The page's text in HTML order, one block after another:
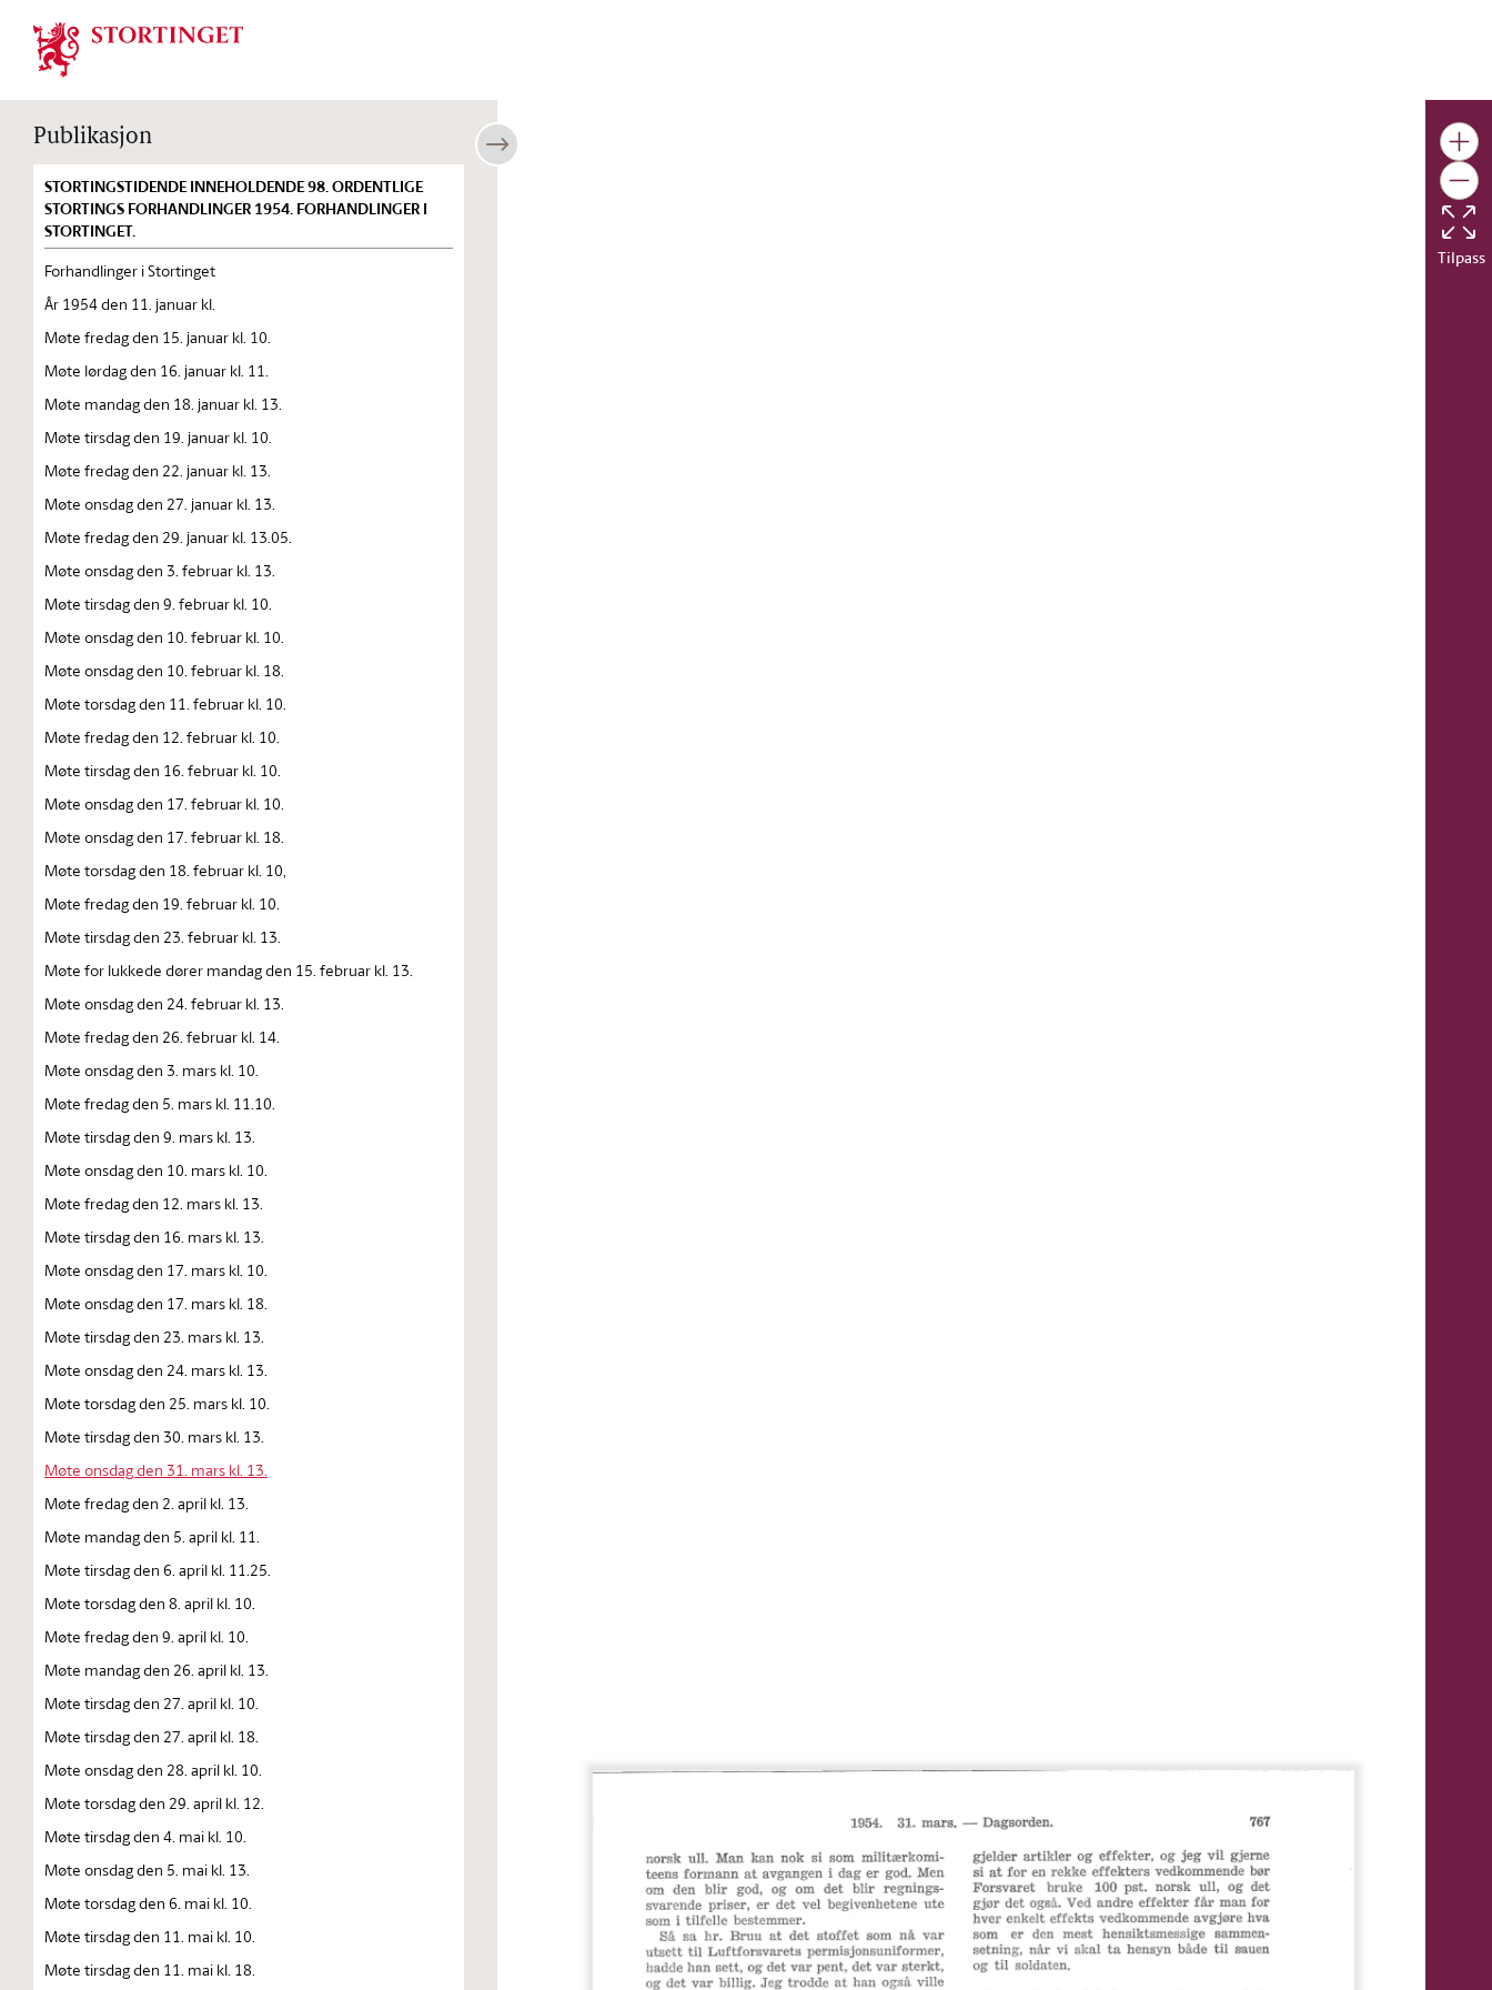
Stortinget.no
Publikasjon
STORTINGSTIDENDE INNEHOLDENDE 98. ORDENTLIGE
STORTINGS FORHANDLINGER 1954. FORHANDLINGER I
STORTINGET.
Forhandlinger i Stortinget
År 1954 den 11. januar kl.
Møte fredag den 15. januar kl. 10.
Møte lørdag den 16. januar kl. 11.
Møte mandag den 18. januar kl. 13.
Møte tirsdag den 19. januar kl. 10.
Møte fredag den 22. januar kl. 13.
Møte onsdag den 27. januar kl. 13.
Møte fredag den 29. januar kl. 13.05.
Møte onsdag den 3. februar kl. 13.
Møte tirsdag den 9. februar kl. 10.
Møte onsdag den 10. februar kl. 10.
Møte onsdag den 10. februar kl. 18.
Møte torsdag den 11. februar kl. 10.
Møte fredag den 12. februar kl. 10.
Møte tirsdag den 16. februar kl. 10.
Møte onsdag den 17. februar kl. 10.
Møte onsdag den 17. februar kl. 18.
Møte torsdag den 18. februar kl. 10,
Møte fredag den 19. februar kl. 10.
Møte tirsdag den 23. februar kl. 13.
Møte for lukkede dører mandag den 15. februar kl. 13.
Møte onsdag den 24. februar kl. 13.
Møte fredag den 26. februar kl. 14.
Møte onsdag den 3. mars kl. 10.
Møte fredag den 5. mars kl. 11.10.
Møte tirsdag den 9. mars kl. 13.
Møte onsdag den 10. mars kl. 10.
Møte fredag den 12. mars kl. 13.
Møte tirsdag den 16. mars kl. 13.
Møte onsdag den 17. mars kl. 10.
Møte onsdag den 17. mars kl. 18.
Møte tirsdag den 23. mars kl. 13.
Møte onsdag den 24. mars kl. 13.
Møte torsdag den 25. mars kl. 10.
Møte tirsdag den 30. mars kl. 13.
Møte onsdag den 31. mars kl. 13.
Møte fredag den 2. april kl. 13.
Møte mandag den 5. april kl. 11.
Møte tirsdag den 6. april kl. 11.25.
Møte torsdag den 8. april kl. 10.
Møte fredag den 9. april kl. 10.
Møte mandag den 26. april kl. 13.
Møte tirsdag den 27. april kl. 10.
Møte tirsdag den 27. april kl. 18.
Møte onsdag den 28. april kl. 10.
Møte torsdag den 29. april kl. 12.
Møte tirsdag den 4. mai kl. 10.
Møte onsdag den 5. mai kl. 13.
Møte torsdag den 6. mai kl. 10.
Møte tirsdag den 11. mai kl. 10.
Møte tirsdag den 11. mai kl. 18.